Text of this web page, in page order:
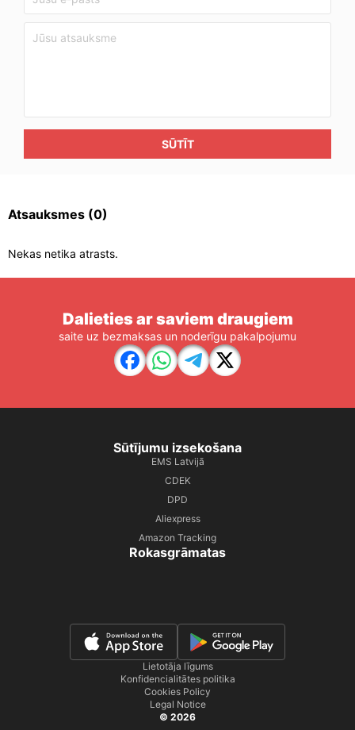
SŪTĪT
Atsauksmes (0)
Nekas netika atrasts.
Dalieties ar saviem draugiem
saite uz bezmaksas un noderīgu pakalpojumu
Sūtījumu izsekošana
EMS Latvijā
CDEK
DPD
Aliexpress
Amazon Tracking
Rokasgrāmatas
Lietotāja līgums
Konfidencialitātes politika
Cookies Policy
Legal Notice
© 2026